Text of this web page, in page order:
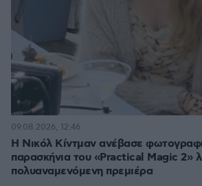
Η Νικόλ Κίντμαν ανέβασε
παρασκήνια του «Practical Magic 2»
πολυαναμενόμενη πρεμιέρα
09.08.2026, 12:46